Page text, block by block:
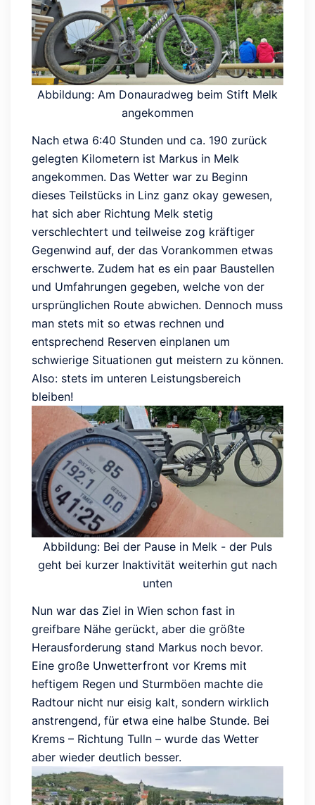
Abbildung: Am Donauradweg beim Stift Melk
angekommen
Nach etwa 6:40 Stunden und ca. 190 zurück
gelegten Kilometern ist Markus in Melk
angekommen. Das Wetter war zu Beginn
dieses Teilstücks in Linz ganz okay gewesen,
hat sich aber Richtung Melk stetig
verschlechtert und teilweise zog kräftiger
Gegenwind auf, der das Vorankommen etwas
erschwerte. Zudem hat es ein paar Baustellen
und Umfahrungen gegeben, welche von der
ursprünglichen Route abwichen. Dennoch muss
man stets mit so etwas rechnen und
entsprechend Reserven einplanen um
schwierige Situationen gut meistern zu können.
Also: stets im unteren Leistungsbereich
bleiben!
Abbildung: Bei der Pause in Melk - der Puls
geht bei kurzer Inaktivität weiterhin gut nach
unten
Nun war das Ziel in Wien schon fast in
greifbare Nähe gerückt, aber die größte
Herausforderung stand Markus noch bevor.
Eine große Unwetterfront vor Krems mit
heftigem Regen und Sturmböen machte die
Radtour nicht nur eisig kalt, sondern wirklich
anstrengend, für etwa eine halbe Stunde. Bei
Krems – Richtung Tulln – wurde das Wetter
aber wieder deutlich besser.